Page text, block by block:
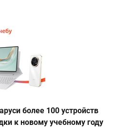
более 100 устройств
к новому учебному году